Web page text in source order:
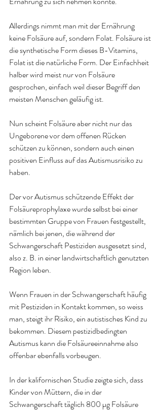
Allerdings nimmt man mit der Ernährung
keine Folsäure auf, sondern Folat. Folsäure ist
die synthetische Form dieses B-Vitamins,
Folat ist die natürliche Form. Der Einfachheit
halber wird meist nur von Folsäure
gesprochen, einfach weil dieser Begriff den
meisten Menschen geläufig ist.
Nun scheint Folsäure aber nicht nur das
Ungeborene vor dem offenen Rücken
schützen zu können, sondern auch einen
positiven Einfluss auf das Autismusrisiko zu
haben.
Der vor Autismus schützende Effekt der
Folsäureprophylaxe wurde selbst bei einer
bestimmten Gruppe von Frauen festgestellt,
nämlich bei jenen, die während der
Schwangerschaft Pestiziden ausgesetzt sind,
also z. B. in einer landwirtschaftlich genutzten
Region leben.
Wenn Frauen in der Schwangerschaft häufig
mit Pestiziden in Kontakt kommen, so weiss
man, steigt ihr Risiko, ein autistisches Kind zu
bekommen. Diesem pestizidbedingten
Autismus kann die Folsäureeinnahme also
offenbar ebenfalls vorbeugen.
In der kalifornischen Studie zeigte sich, dass
Kinder von Müttern, die in der
Schwangerschaft täglich 800 µg Folsäure